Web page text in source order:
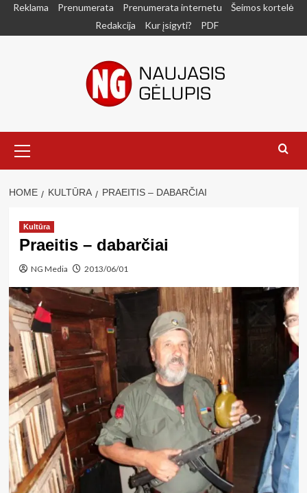
SkipReklama Prenumerata Prenumerata internetu
Šeimos kortelė
Redakcija
Kur įsigyti? PDF
Menu
HOME KULTŪRA PRAEITIS – DABARČIAI
Kultūra
Praeitis – dabarčiai
NG Media 2013/06/01